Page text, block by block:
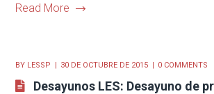
Read More
BY LESSP 30 DE OCTUBRE DE 2015 0 COMMENTS
Desayunos LES: Desayuno de